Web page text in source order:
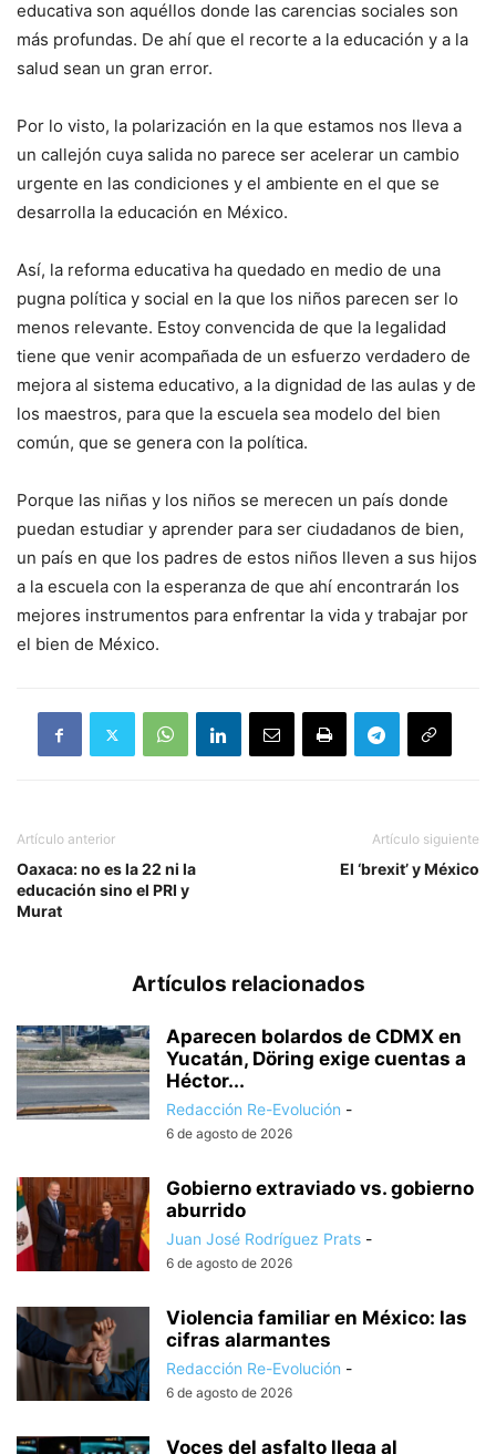
educativa son aquéllos donde las carencias sociales son
más profundas. De ahí que el recorte a la educación y a la
salud sean un gran error.
Por lo visto, la polarización en la que estamos nos lleva a
un callejón cuya salida no parece ser acelerar un cambio
urgente en las condiciones y el ambiente en el que se
desarrolla la educación en México.
Así, la reforma educativa ha quedado en medio de una
pugna política y social en la que los niños parecen ser lo
menos relevante. Estoy convencida de que la legalidad
tiene que venir acompañada de un esfuerzo verdadero de
mejora al sistema educativo, a la dignidad de las aulas y de
los maestros, para que la escuela sea modelo del bien
común, que se genera con la política.
Porque las niñas y los niños se merecen un país donde
puedan estudiar y aprender para ser ciudadanos de bien,
un país en que los padres de estos niños lleven a sus hijos
a la escuela con la esperanza de que ahí encontrarán los
mejores instrumentos para enfrentar la vida y trabajar por
el bien de México.
Artículo anterior
Oaxaca: no es la 22 ni la
educación sino el PRI y
Murat
Artículo siguiente
El ‘brexit’ y México
Artículos relacionados
Aparecen bolardos de CDMX en
Yucatán, Döring exige cuentas a
Héctor...
Redacción Re-Evolución -
6 de agosto de 2026
Gobierno extraviado vs. gobierno
aburrido
Juan José Rodríguez Prats -
6 de agosto de 2026
Violencia familiar en México: las
cifras alarmantes
Redacción Re-Evolución -
6 de agosto de 2026
Voces del asfalto llega al